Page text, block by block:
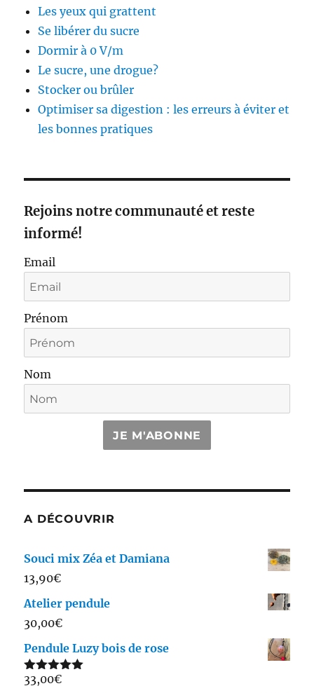
Les yeux qui grattent
Se libérer du sucre
Dormir à 0 V/m
Le sucre, une drogue?
Stocker ou brûler
Optimiser sa digestion : les erreurs à éviter et
les bonnes pratiques
Rejoins notre communauté et reste
informé!
Email
Prénom
Nom
JE M'ABONNE
A DÉCOUVRIR
Souci mix Zéa et Damiana
13,90€
Atelier pendule
30,00€
Pendule Luzy bois de rose
Note5.00
33,00€